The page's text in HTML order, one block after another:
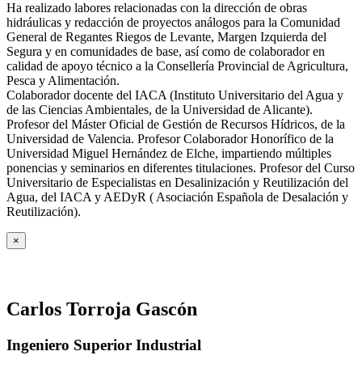
Ha realizado labores relacionadas con la dirección de obras
hidráulicas y redacción de proyectos análogos para la Comunidad
General de Regantes Riegos de Levante, Margen Izquierda del
Segura y en comunidades de base, así como de colaborador en
calidad de apoyo técnico a la Consellería Provincial de Agricultura,
Pesca y Alimentación.
Colaborador docente del IACA (Instituto Universitario del Agua y
de las Ciencias Ambientales, de la Universidad de Alicante).
Profesor del Máster Oficial de Gestión de Recursos Hídricos, de la
Universidad de Valencia. Profesor Colaborador Honorífico de la
Universidad Miguel Hernández de Elche, impartiendo múltiples
ponencias y seminarios en diferentes titulaciones. Profesor del Curso
Universitario de Especialistas en Desalinización y Reutilización del
Agua, del IACA y AEDyR ( Asociación Española de Desalación y
Reutilización).
×
Carlos Torroja Gascón
Ingeniero Superior Industrial